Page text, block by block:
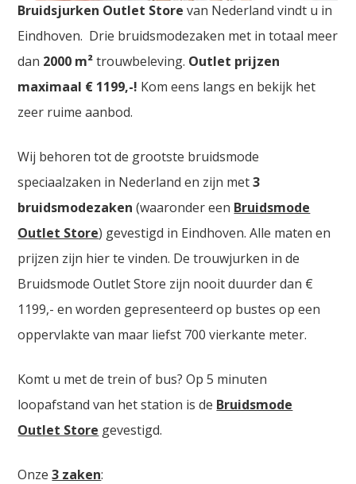
Bruidsjurken Outlet Store van Nederland vindt u in
Eindhoven. Drie bruidsmodezaken met in totaal meer
dan 2000 m²trouwbeleving. Outlet prijzen
maximaal € 1199,-! Kom eens langs en bekijk het
zeer ruime aanbod.
Wij behoren tot de grootste bruidsmode
speciaalzaken in Nederland en zijn met3
bruidsmodezaken (waaronder een Bruidsmode
Outlet Store) gevestigd in Eindhoven. Alle maten en
prijzen zijn hier te vinden. De trouwjurken in de
Bruidsmode Outlet Store zijn nooit duurder dan €
1199,- en worden gepresenteerd op bustes op een
oppervlakte van maar liefst 700 vierkante meter.
Komt u met de trein of bus? Op 5 minuten
loopafstand van het station is de Bruidsmode
Outlet Store gevestigd.
Onze3 zaken: